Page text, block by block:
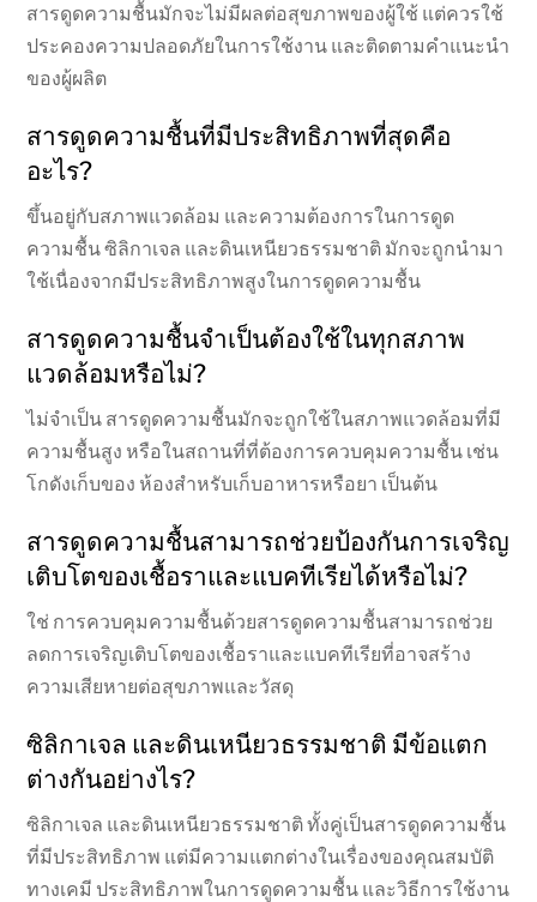
สารดูดความชื้นมักจะไม่มีผลต่อสุขภาพของผู้ใช้ แต่ควรใช้
ประคองความปลอดภัยในการใช้งาน และติดตามคำแนะนำ
ของผู้ผลิต
สารดูดความชื้นที่มีประสิทธิภาพที่สุดคือ
อะไร?
ขึ้นอยู่กับสภาพแวดล้อม และความต้องการในการดูด
ความชื้น ซิลิกาเจล และดินเหนียวธรรมชาติ มักจะถูกนำมา
ใช้เนื่องจากมีประสิทธิภาพสูงในการดูดความชื้น
สารดูดความชื้นจำเป็นต้องใช้ในทุกสภาพ
แวดล้อมหรือไม่?
ไม่จำเป็น สารดูดความชื้นมักจะถูกใช้ในสภาพแวดล้อมที่มี
ความชื้นสูง หรือในสถานที่ที่ต้องการควบคุมความชื้น เช่น
โกดังเก็บของ ห้องสำหรับเก็บอาหารหรือยา เป็นต้น
สารดูดความชื้นสามารถช่วยป้องกันการเจริญ
เติบโตของเชื้อราและแบคทีเรียได้หรือไม่?
ใช่ การควบคุมความชื้นด้วยสารดูดความชื้นสามารถช่วย
ลดการเจริญเติบโตของเชื้อราและแบคทีเรียที่อาจสร้าง
ความเสียหายต่อสุขภาพและวัสดุ
ซิลิกาเจล และดินเหนียวธรรมชาติ มีข้อแตก
ต่างกันอย่างไร?
ซิลิกาเจล และดินเหนียวธรรมชาติ ทั้งคู่เป็นสารดูดความชื้น
ที่มีประสิทธิภาพ แต่มีความแตกต่างในเรื่องของคุณสมบัติ
ทางเคมี ประสิทธิภาพในการดูดความชื้น และวิธีการใช้งาน